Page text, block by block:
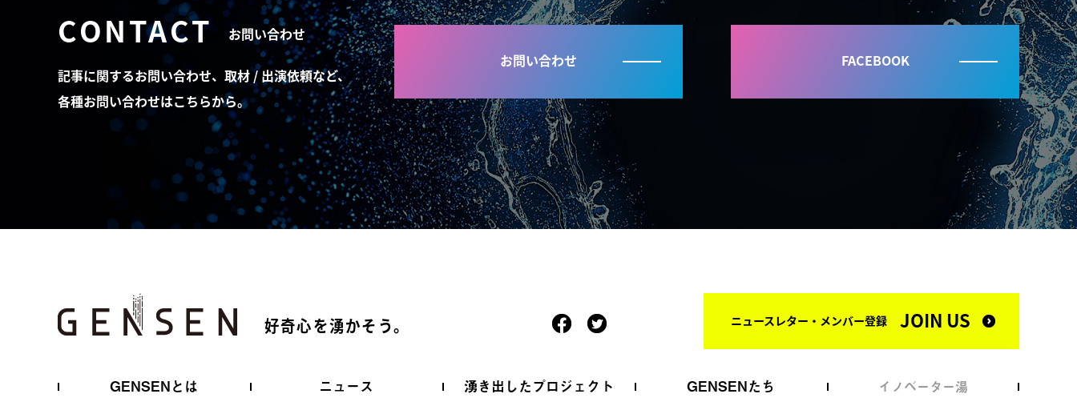
CONTACT お問い合わせ
記事に関するお問い合わせ、取材 / 出演依頼など、
各種お問い合わせはこちらから。
お問い合わせ FACEBOOK
好奇心を湧かそう。 ニュースレター・メンバー登録 JOIN US
GENSENとは ニュース 湧き出したプロジェクト GENSENたち イノベーター湯